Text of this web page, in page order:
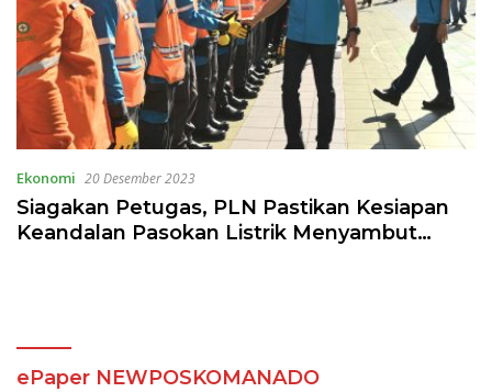
Ekonomi 20 Desember 2023
Siagakan Petugas, PLN Pastikan Kesiapan
Keandalan Pasokan Listrik Menyambut
ePaper NEWPOSKOMANADO